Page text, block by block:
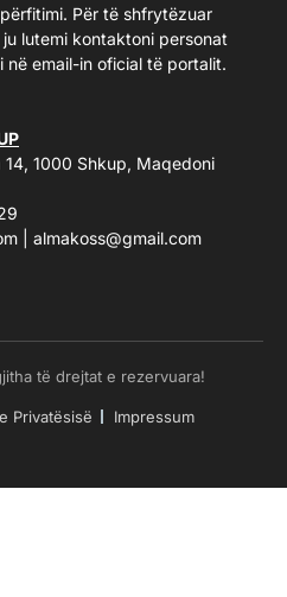
Për të shfrytëzuar
lutemi kontaktoni personat
në email-in oficial të portalit.
14, 1000 Shkup, Maqedoni
almakoss@gmail.com
të drejtat e rezervuara!
Privatësisë Impressum